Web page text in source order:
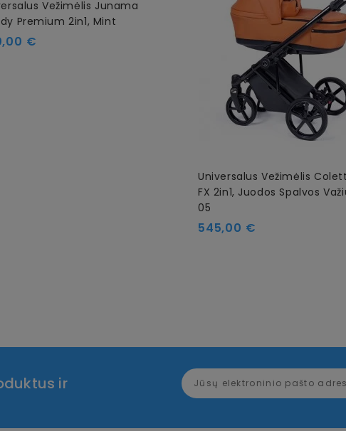
Vežimėlis Junama
Premium 2in1, Mint
€
Universalus Vežimėlis
FX 2in1, Juodos Spalvos
05
Kaina
545,00 €
ir